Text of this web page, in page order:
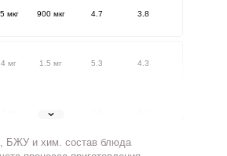
мкг 900 мкг 4.7 3.8
мг 1.5 мг 5.3 4.3
1.8 мг
БЖУ и хим. состав блюда